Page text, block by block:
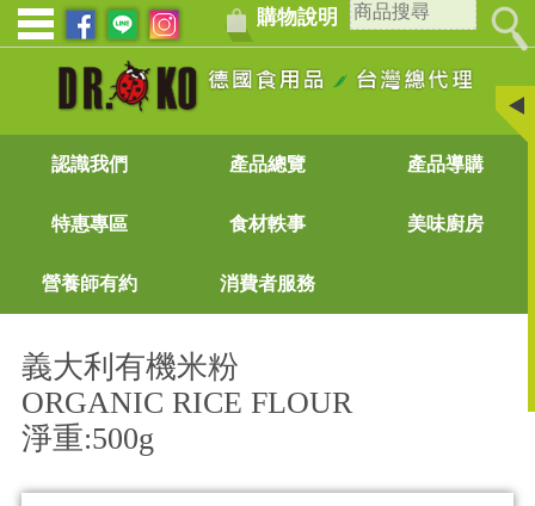
購物說明
認識我們 產品總覽 產品導購
特惠專區 食材軼事 美味廚房
營養師有約 消費者服務
義大利有機米粉
ORGANIC RICE FLOUR
淨重:500g